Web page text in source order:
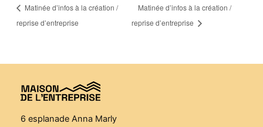
Matinée d’infos à la création /
reprise d’entreprise
Matinée d’infos à la création /
reprise d’entreprise
6 esplanade Anna Marly